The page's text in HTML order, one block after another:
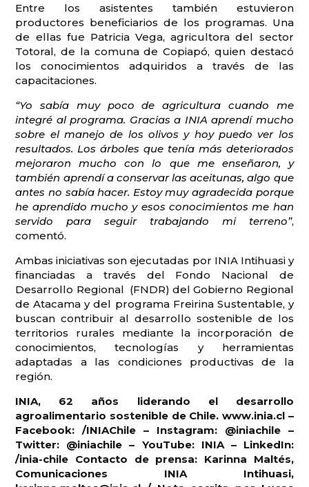
Entre los asistentes también estuvieron
productores beneficiarios de los programas. Una
de ellas fue Patricia Vega, agricultora del sector
Totoral, de la comuna de Copiapó, quien destacó
los conocimientos adquiridos a través de las
capacitaciones.
“Yo sabía muy poco de agricultura cuando me
integré al programa. Gracias a INIA aprendí mucho
sobre el manejo de los olivos y hoy puedo ver los
resultados. Los árboles que tenía más deteriorados
mejoraron mucho con lo que me enseñaron, y
también aprendí a conservar las aceitunas, algo que
antes no sabía hacer. Estoy muy agradecida porque
he aprendido mucho y esos conocimientos me han
servido para seguir trabajando mi terreno”,
comentó.
Ambas iniciativas son ejecutadas por INIA Intihuasi y
financiadas a través del Fondo Nacional de
Desarrollo Regional (FNDR) del Gobierno Regional
de Atacama y del programa Freirina Sustentable, y
buscan contribuir al desarrollo sostenible de los
territorios rurales mediante la incorporación de
conocimientos, tecnologías y herramientas
adaptadas a las condiciones productivas de la
región.
INIA, 62 años liderando el desarrollo
agroalimentario sostenible de Chile. www.inia.cl –
Facebook: /INIAChile – Instagram: @iniachile –
Twitter: @iniachile – YouTube: INIA – LinkedIn:
/inia-chile Contacto de prensa: Karinna Maltés,
Comunicaciones INIA Intihuasi,